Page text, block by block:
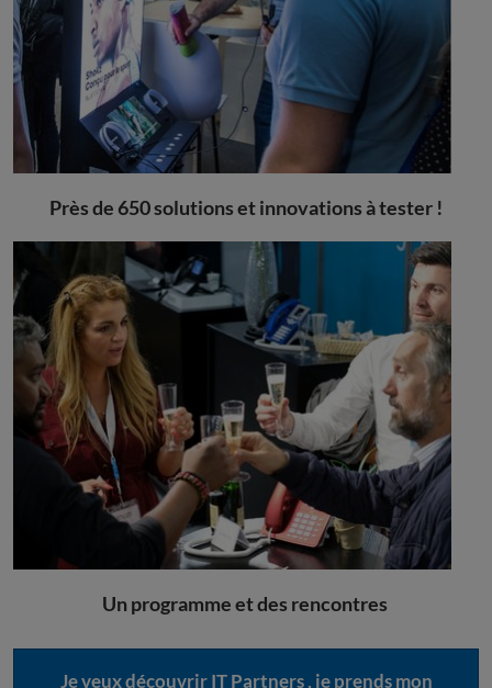
Près de 650 solutions et innovations à tester !
Un programme et des rencontres
Je veux découvrir IT Partners , je prends mon